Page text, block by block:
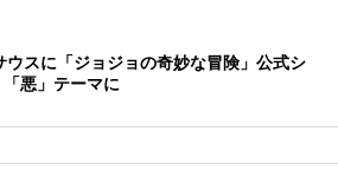
ウスに「ジョジョの奇妙な冒険」公式シ
悪」テーマに